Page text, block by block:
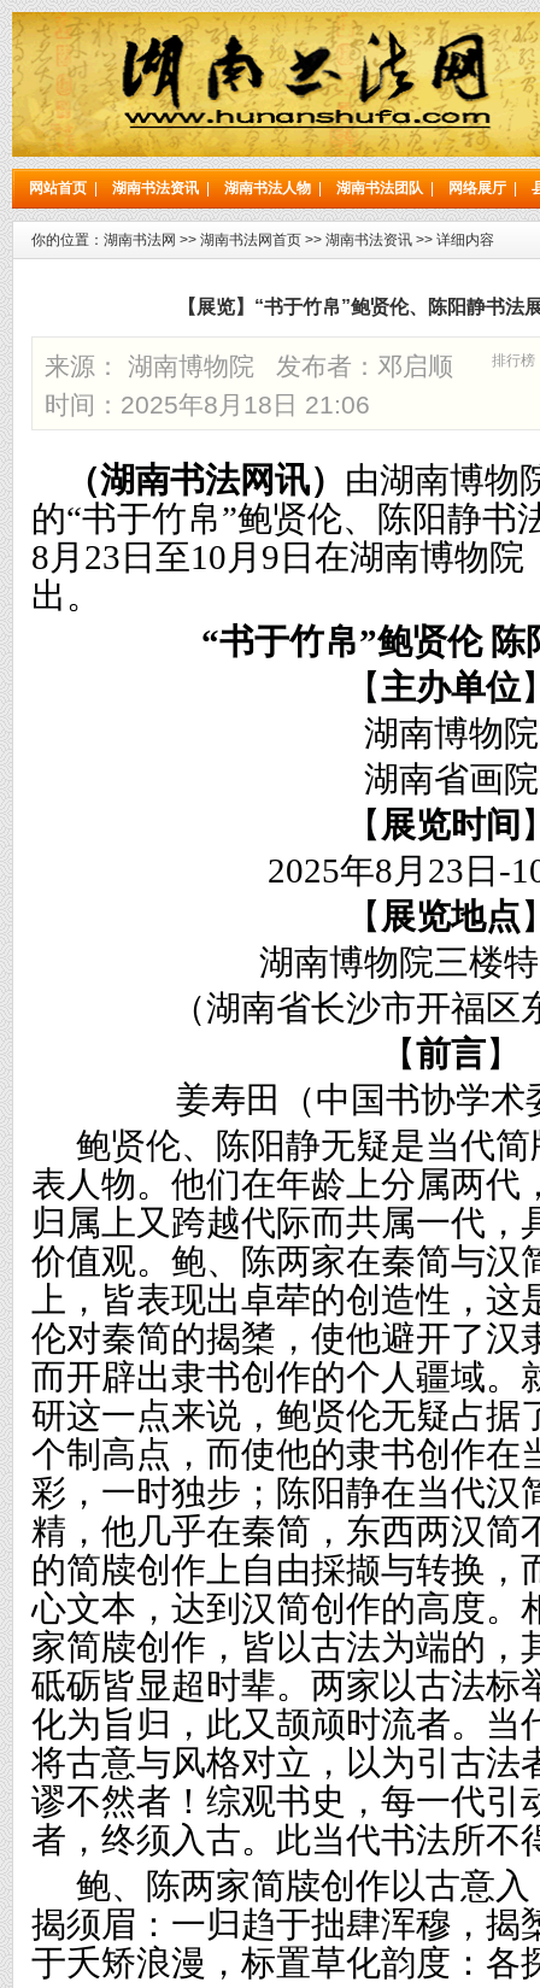
网站首页 湖南书法资讯 湖南书法人物 湖南书法团队 网络展厅
你的位置： 湖南书法网 >> 湖南书法网首页 >> 湖南书法资讯 >> 详细内容
【展览】“书于竹帛”鲍贤伦、陈阳静书法
排行榜
来源： 湖南博物院 发布者： 邓启顺
时间：2025年8月18日 21:06
（湖南书法网讯） 由湖南博物
的“书于竹帛”鲍贤伦、 陈阳静书
8月23日至10月9日 在湖南博物院
出。
“书于竹帛”鲍贤伦 陈
【主办单位
湖南博物院
湖南省画院
【 展览时间
2025年8月23日-
【 展览地点
湖南博物院三楼
（湖南省长沙市开福区
【前言】
姜寿田（中国书协学术
鲍贤伦、陈阳静无疑是当代
表人物。他们在年龄上分属两代
归属上又跨越代际而共属一代，
价值观。鲍、陈两家在秦简与汉
上，皆表现出卓荦的创造性，
伦对秦简的揭橥，使他避开了汉
而开辟出隶书创作的个人疆域。
研这一点来说，鲍贤伦无疑占据
个制高点，而使他的隶书创作在
彩，一时独步；陈阳静在当代汉
精，他几乎在秦简，东西两汉简
的简牍创作上自由採撷与转换，
心文本，达到汉简创作的高度。
家简牍创作，皆以古法为端的，
砥砺皆显超时辈。两家以古法标
化为旨归，此又颉颃时流者。当
将古意与风格对立，以为引古法
谬不然者！综观书史，每一代引
者，终须入古。此当代书法所不
鲍、陈两家简牍创作以古意
揭须眉：一归趋于拙肆浑穆，揭
于夭矫浪漫，标置草化韵度：各